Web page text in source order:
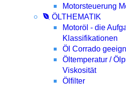
Motorsteuerung
ÖLTHEMATIK
Motoröl - die
Klassifikationen
Öl Corrado
Öltemperatur /
Viskosität
Ölfilter